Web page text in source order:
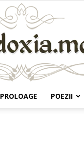
PROLOAGE POEZII